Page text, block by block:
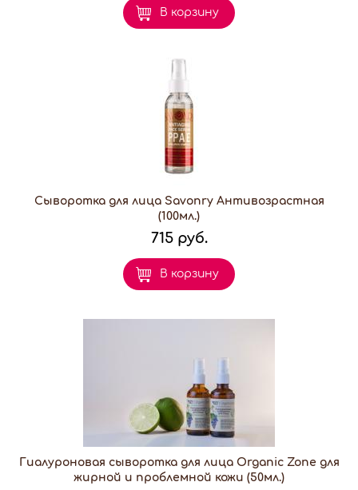
В корзину
Сыворотка для лица Savonry Антивозрастная
(100мл.)
715 руб.
В корзину
Гиалуроновая сыворотка для лица Organic Zone для
жирной и проблемной кожи (50мл.)